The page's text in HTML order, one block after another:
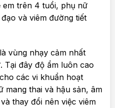
trên 4 tuổi, phụ nữ
và viêm đường tiết
vùng nhạy cảm nhất
Tại đây độ ẩm luôn cao
các vi khuẩn hoạt
mang thai và hậu sản, âm
thay đổi nên việc viêm